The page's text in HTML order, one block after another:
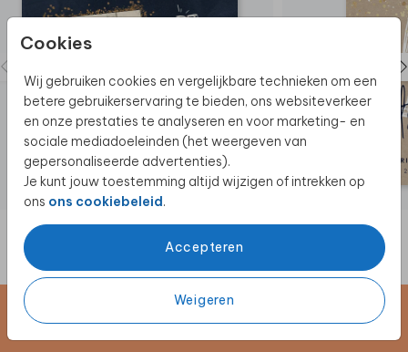
Cookies
Wij gebruiken cookies en vergelijkbare technieken om een
betere gebruikerservaring te bieden, ons websiteverkeer
en onze prestaties te analyseren en voor marketing- en
sociale mediadoeleinden (het weergeven van
gepersonaliseerde advertenties).
Je kunt jouw toestemming altijd wijzigen of intrekken op
ons ons cookiebeleid.
Accepteren
Weigeren
Schrijf je in voor de nieuwsbrief